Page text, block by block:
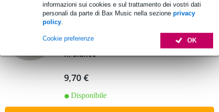
informazioni sui cookies e sul trattamento dei vostri dati
personali da parte di Bax Music nella sezione privacy
policy.
OK
Cookie preferenze
Nichiban nastro telato 1200 - 50 mm 25
m bianco
9,70 €
Disponibile